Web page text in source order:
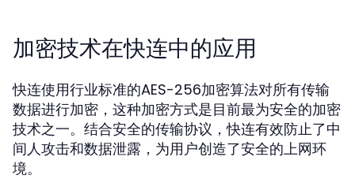
加密技术在快连中的应用
快连使用行业标准的AES-256加密算法对所有传输
数据进行加密，这种加密方式是目前最为安全的加密
技术之一。结合安全的传输协议，快连有效防止了中
间人攻击和数据泄露，为用户创造了安全的上网环
境。